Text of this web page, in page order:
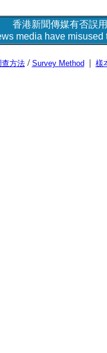
香港新聞傳媒有否誤
media have
查方法/ Survey Method| 樣